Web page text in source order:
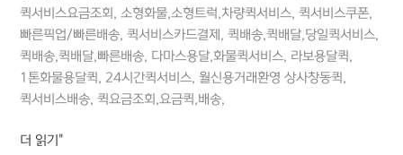
퀵서비스요금조회, 소형화물,소형트럭,차량퀵서비스, 퀵서비스쿠폰,
빠른픽업/빠른배송, 퀵서비스카드결제, 퀵배송,퀵배달,당일퀵서비스,
퀵배송,퀵배달,빠른배송, 다마스용달,화물퀵서비스, 라보용달퀵,
1톤화물용달퀵, 24시간퀵서비스, 월신용거래환영 상사창동퀵,
퀵서비스배송, 퀵요금조회,요금퀵,배송,
더 읽기"